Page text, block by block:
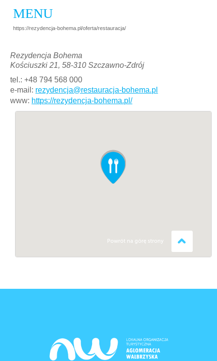
MENU
https://rezydencja-bohema.pl/oferta/restauracja/
Rezydencja Bohema
Kościuszki 21, 58-310 Szczawno-Zdrój
tel.: +48 794 568 000
e-mail: rezydencja@restauracja-bohema.pl
www: https://rezydencja-bohema.pl/
Powrót na górę strony